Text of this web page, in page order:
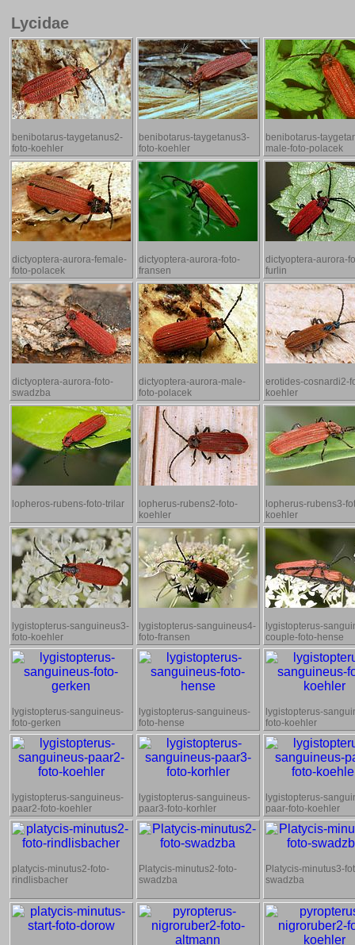
Lycidae
benibotarus-taygetanus2-
foto-koehler
benibotarus-taygetanus3-
foto-koehler
benibotarus-
male-foto-polacek
dictyoptera-aurora-female-
foto-polacek
dictyoptera-aurora-foto-
fransen
dictyoptera-aurora-
furlin
dictyoptera-aurora-foto-
swadzba
dictyoptera-aurora-male-
foto-polacek
erotides-cosnardi2-
koehler
lopheros-rubens-foto-trilar
lopherus-rubens2-foto-
koehler
lopherus-rubens3-
koehler
lygistopterus-sanguineus3-
foto-koehler
lygistopterus-sanguineus4-
foto-fransen
lygistopterus-
couple-foto-hense
lygistopterus-sanguineus-
foto-gerken
lygistopterus-sanguineus-
foto-hense
lygistopterus-
foto-koehler
lygistopterus-sanguineus-
paar2-foto-koehler
lygistopterus-sanguineus-
paar3-foto-korhler
lygistopterus-
paar-foto-koehler
platycis-minutus2-foto-
rindlisbacher
Platycis-minutus2-foto-
swadzba
Platycis-minutus3-
swadzba